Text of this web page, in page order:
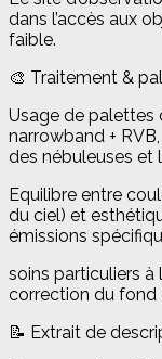
dans l’accès aux
faible.
🎨 Traitement &
Usage de palettes
narrowband +
des nébuleuses et
Equilibre entre
du ciel) et
émissions
soins particuliers à
correction du fond
📝 Extrait de